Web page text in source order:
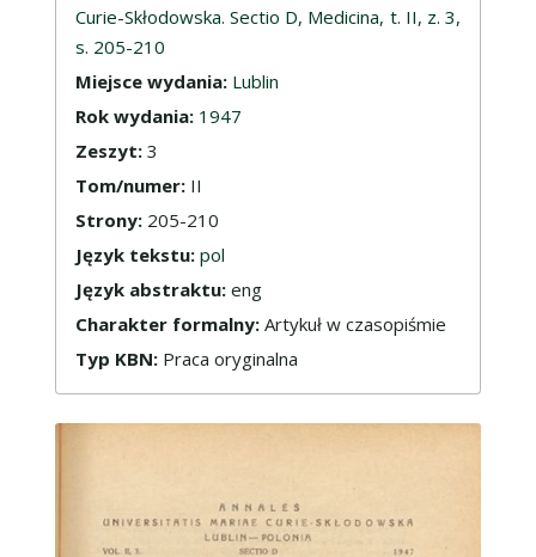
Curie-Skłodowska. Sectio D, Medicina, t. II, z. 3,
s. 205-210
Miejsce wydania: Lublin
Rok wydania: 1947
Zeszyt: 3
Tom/numer: II
Strony: 205-210
Język tekstu: pol
Język abstraktu: eng
Charakter formalny: Artykuł w czasopiśmie
Typ KBN: Praca oryginalna